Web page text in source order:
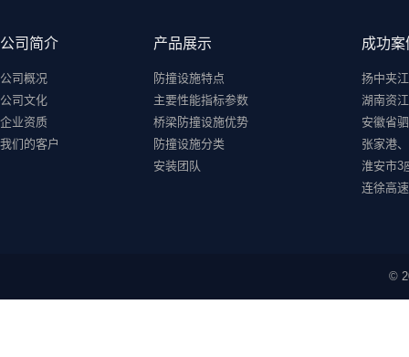
公司简介
公司概况
公司文化
企业资质
我们的客户
产品展示
防撞设施特点
主要性能指标参数
桥梁防撞设施优势
防撞设施分类
安装团队
成功案
扬中夹
湖南资
安徽省
张家港
淮安市3
连徐高
©